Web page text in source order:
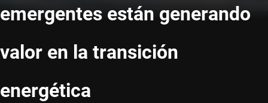
emergentes están generando
valor en la transición
energética